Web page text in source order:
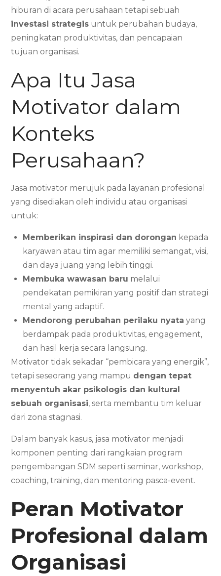
hiburan di acara perusahaan tetapi sebuah
investasi strategis untuk perubahan budaya,
peningkatan produktivitas, dan pencapaian
tujuan organisasi.
Apa Itu Jasa
Motivator dalam
Konteks
Perusahaan?
Jasa motivator merujuk pada layanan profesional
yang disediakan oleh individu atau organisasi
untuk:
Memberikan inspirasi dan dorongan kepada
karyawan atau tim agar memiliki semangat, visi,
dan daya juang yang lebih tinggi.
Membuka wawasan baru melalui
pendekatan pemikiran yang positif dan strategi
mental yang adaptif.
Mendorong perubahan perilaku nyata yang
berdampak pada produktivitas, engagement,
dan hasil kerja secara langsung.
Motivator tidak sekadar “pembicara yang energik”,
tetapi seseorang yang mampu dengan tepat
menyentuh akar psikologis dan kultural
sebuah organisasi, serta membantu tim keluar
dari zona stagnasi.
Dalam banyak kasus, jasa motivator menjadi
komponen penting dari rangkaian program
pengembangan SDM seperti seminar, workshop,
coaching, training, dan mentoring pasca-event.
Peran Motivator
Profesional dalam
Organisasi